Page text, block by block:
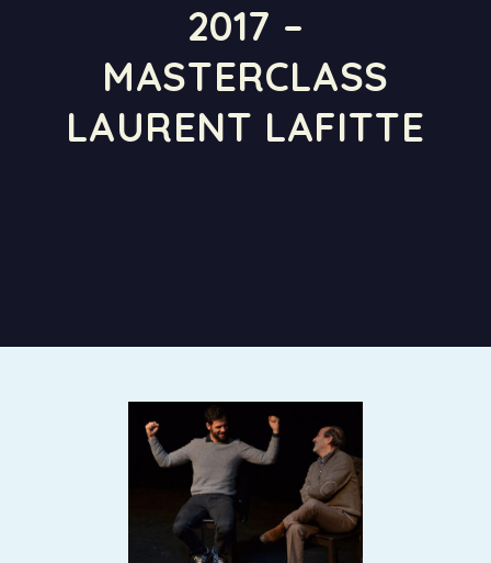
2017 –
MASTERCLASS
LAURENT LAFITTE